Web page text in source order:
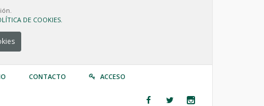
DE COOKIES.
CONTACTO ACCESO